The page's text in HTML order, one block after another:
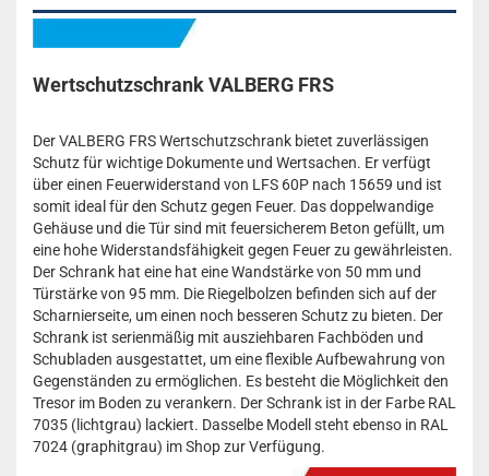
Wertschutzschrank VALBERG FRS
Der VALBERG FRS Wertschutzschrank bietet zuverlässigen
Schutz für wichtige Dokumente und Wertsachen. Er verfügt
über einen Feuerwiderstand von LFS 60P nach 15659 und ist
somit ideal für den Schutz gegen Feuer. Das doppelwandige
Gehäuse und die Tür sind mit feuersicherem Beton gefüllt, um
eine hohe Widerstandsfähigkeit gegen Feuer zu gewährleisten.
Der Schrank hat eine hat eine Wandstärke von 50 mm und
Türstärke von 95 mm. Die Riegelbolzen befinden sich auf der
Scharnierseite, um einen noch besseren Schutz zu bieten. Der
Schrank ist serienmäßig mit ausziehbaren Fachböden und
Schubladen ausgestattet, um eine flexible Aufbewahrung von
Gegenständen zu ermöglichen. Es besteht die Möglichkeit den
Tresor im Boden zu verankern. Der Schrank ist in der Farbe RAL
7035 (lichtgrau) lackiert. Dasselbe Modell steht ebenso in RAL
7024 (graphitgrau) im Shop zur Verfügung.